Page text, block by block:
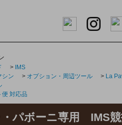
> IMS
シン > オプション・周辺ツール > La
便 対応品
・パボーニ専用 IMS